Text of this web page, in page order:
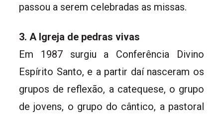
passou a serem celebradas as missas.
3. A Igreja de pedras vivas
Em 1987 surgiu a Conferência Divino
Espírito Santo, e a partir daí nasceram os
grupos de reflexão, a catequese, o grupo
de jovens, o grupo do cântico, a pastoral